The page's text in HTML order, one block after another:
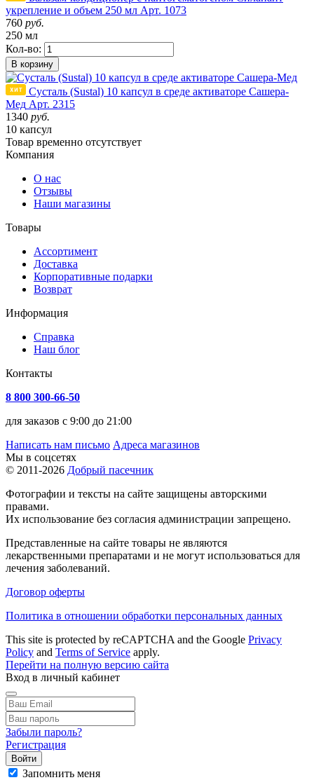
укрепление и объем 250 мл Арт. 1073
760 руб.
250 мл
Кол-во:
В корзину
Сусталь (Sustal) 10 капсул в среде активаторе Сашера-
Мед Арт. 2315
1340 руб.
10 капсул
Товар временно отсутствует
Компания
О нас
Отзывы
Наши магазины
Товары
Ассортимент
Доставка
Корпоративные подарки
Возврат
Информация
Справка
Наш блог
Контакты
8 800 300-66-50
для заказов с 9:00 до 21:00
Написать нам письмо Адреса магазинов
Мы в соцсетях
© 2011-2026 Добрый пасечник
Фотографии и тексты на сайте защищены авторскими
правами.
Их использование без согласия администрации запрещено.
Представленные на сайте товары не являются
лекарственными препаратами и не могут использоваться для
лечения заболеваний.
Договор оферты
Политика в отношении обработки персональных данных
This site is protected by reCAPTCHA and the Google Privacy
Policy and Terms of Service apply.
Перейти на полную версию сайта
Вход в личный кабинет
Забыли пароль?
Регистрация
Войти
Запомнить меня